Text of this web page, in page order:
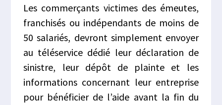
Les commerçants victimes des émeutes,
franchisés ou indépendants de moins de
50 salariés, devront simplement envoyer
au téléservice dédié leur déclaration de
sinistre, leur dépôt de plainte et les
informations concernant leur entreprise
pour bénéficier de l’aide avant la fin du